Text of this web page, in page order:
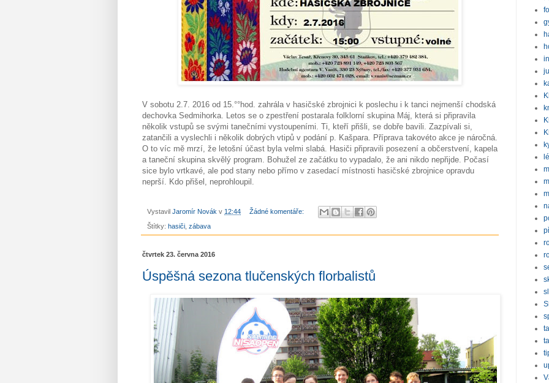
V sobotu 2.7. 2016 od 15.°°hod. zahrála v hasičské zbrojnici k poslechu i k tanci nejmenší chodská
dechovka Sedmihorka. Letos se o zpestření postarala folklorní skupina Máj, která si připravila
několik vstupů se svými tanečními vystoupeními. Ti, kteří přišli, se dobře bavili. Zazpívali si,
zatančili a vyslechli i několik dobrých vtipů v podání p. Kašpara. Příprava takovéto akce je náročná.
O to víc mě mrzí, že letošní účast byla velmi slabá. Hasiči připravili posezení a občerstvení, kapela
a taneční skupina skvělý program. Bohužel ze začátku to vypadalo, že ani nikdo nepřijde. Počasí
sice bylo vrtkavé, ale pod stany nebo přímo v zasedací místnosti hasičské zbrojnice opravdu
neprší. Kdo přišel, neprohloupil.
Vystavil Jaromír Novák v 12:44 Žádné komentáře:
Štítky: hasiči zábava
čtvrtek 23. června 2016
Úspěšná sezona tlučenských florbalistů